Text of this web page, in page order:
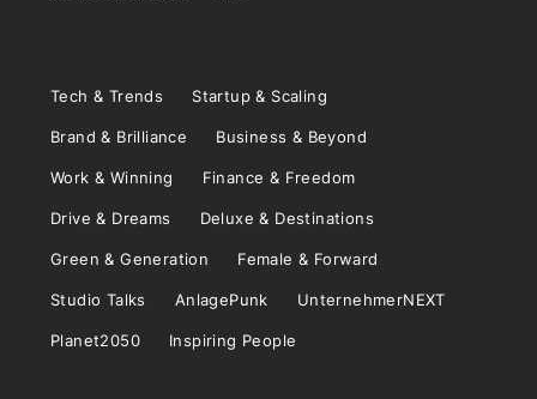
Tech & Trends Startup & Scaling
Brand & Brilliance Business & Beyond
Work & Winning Finance & Freedom
Drive & Dreams Deluxe & Destinations
Green & Generation Female & Forward
Studio Talks AnlagePunk UnternehmerNEXT
Planet2050 Inspiring People